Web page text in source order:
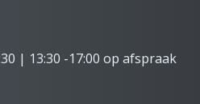
| 13:30 -17:00 op afspraak